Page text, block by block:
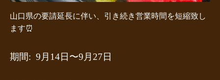
山口県の要請延長に伴い、引き続き営業時間を短縮致し
ます⏰
期間: 9月14日〜9月27日